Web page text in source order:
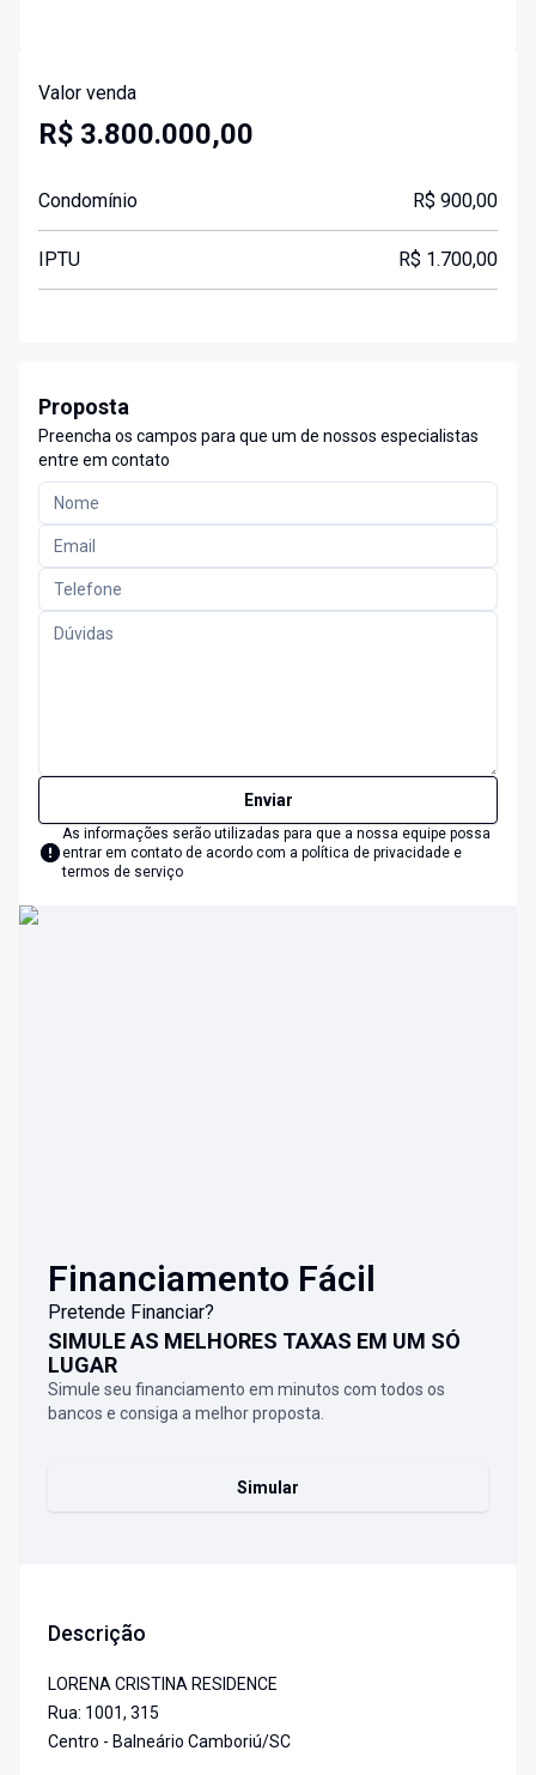
Valor venda
R$ 3.800.000,00
Condomínio R$ 900,00
IPTU R$ 1.700,00
Proposta
Preencha os campos para que um de nossos especialistas
entre em contato
Enviar
As informações serão utilizadas para que a nossa equipe possa
entrar em contato de acordo com a política de privacidade e
termos de serviço
Financiamento Fácil
Pretende Financiar?
SIMULE AS MELHORES TAXAS EM UM SÓ
LUGAR
Simule seu financiamento em minutos com todos os
bancos e consiga a melhor proposta.
Simular
Descrição
LORENA CRISTINA RESIDENCE
Rua: 1001, 315
Centro - Balneário Camboriú/SC